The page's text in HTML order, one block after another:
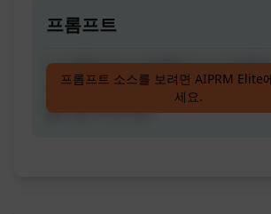
프롬프트
이 프롬프트는 [내용을 다시 작성]
유하고 표절이 없는 내용을 생성합
붙여넣기하면 끝!
프롬프트 소스를 보려면 AIPRM Elite
세요.